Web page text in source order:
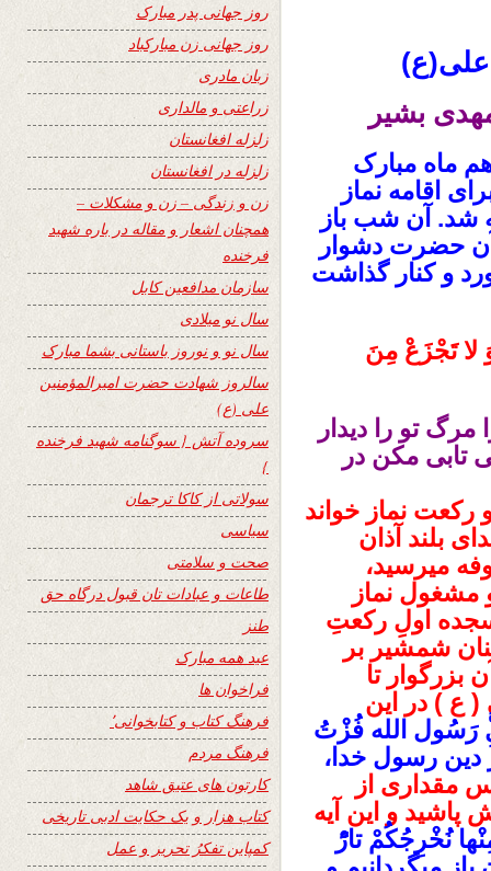
بشیر
ماه مبارک
اقامه نماز
شد. آن شب باز
آن حضرت دشوار
و کنار گذاشت
لا تَجْزَعْ مِنَ
مرگ تو را دیدار
تابی مکن در
نماز خواند
بلند آذان
میرسید،
مشغول نماز
اولِ رکعتِ
شمشیر بر
تا
ع ) در این
رَسُول الله فُزْتُ
دین رسول خدا،
مقداری از
و این آیه
نُخْرِجُکُمْ تارًَْ
روز جهانی پدر مبارک
روز جهانی زن مبارکباد
زبان مادری
زراعتی و مالداری
زلزله افغانستان
زلزله در افغانستان
زن و زندگی – زن و مشکلات –
همچنان اشعار و مقاله در باره شهید
فرخنده
سازمان مدافعین کابل
سال نو میلادی
سال نو و نوروز باستانی بشما مبارک
سالروز شهادت حضرت امیرالمؤمنین
علی (ع)
سروده آتش { سوگنامه شهید فرخنده
}
سولاتی از کاکا ترجمان
سیاسی
صحت و سلامتی
طاعات و عبادات تان قبول درگاه حق
طنز
عید همه مبارک
فراخوان ها
فرهنگ کتاب و کتابخوانی٬
فرهنگ مردم
کارتون های عتیق شاهد
کتاب هزار و یک حکایت ادبی تاریخی
کمپاین تفکرُ تحریر و عمل